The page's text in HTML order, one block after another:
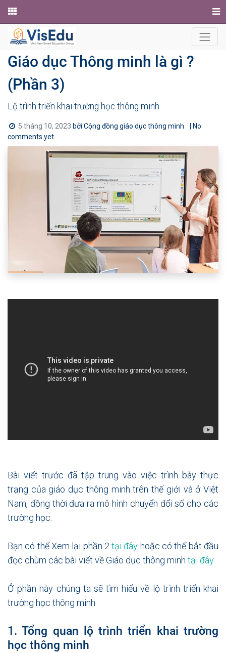
Giáo dục Thông minh là gì ?
(Phần 3)
Lộ trình triển khai trường học thông minh
5 tháng 10, 2023 bởi Cộng đồng giáo dục thông minh
| No
comments yet
Bài viết trước đã tập trung vào việc trình bày thực
trạng của giáo dục thông minh trên thế giới và ở Việt
Nam, đồng thời đưa ra mô hình chuyển đổi số cho các
trường học.
Bạn có thể Xem lại phần 2tại đây hoặc có thể bắt đầu
đọc chùm các bài viết về Giáo dục thông minh tại đây
Ở phần này chúng ta sẽ tìm hiểu về lộ trình triển khai
trường học thông minh
1. Tổng quan lộ trình triển khai trường
học thông minh